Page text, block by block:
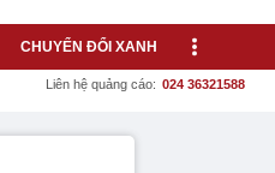
CHUYỂN ĐỔI XANH
Liên hệ quảng cáo: 024 36321588